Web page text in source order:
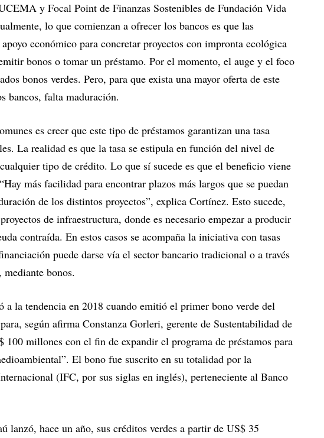
y Focal Point de Finanzas Sostenibles de Fundación Vida
lo que comienzan a ofrecer los bancos es que las
económico para concretar proyectos con impronta ecológica
bonos o tomar un préstamo. Por el momento, el auge y el foco
bonos verdes. Pero, para que exista una mayor oferta de este
bancos, falta maduración.
es creer que este tipo de préstamos garantizan una tasa
La realidad es que la tasa se estipula en función del nivel de
tipo de crédito. Lo que sí sucede es que el beneficio viene
más facilidad para encontrar plazos más largos que se puedan
de los distintos proyectos”, explica Cortínez. Esto sucede,
de infraestructura, donde es necesario empezar a producir
contraída. En estos casos se acompaña la iniciativa con tasas
puede darse vía el sector bancario tradicional o a través
bonos.
a la tendencia en 2018 cuando emitió el primer bono verde del
según afirma Constanza Gorleri, gerente de Sustentabilidad de
100 millones con el fin de expandir el programa de préstamos para
El bono fue suscrito en su totalidad por la
(IFC, por sus siglas en inglés), perteneciente al Banco
lanzó, hace un año, sus créditos verdes a partir de US$ 35